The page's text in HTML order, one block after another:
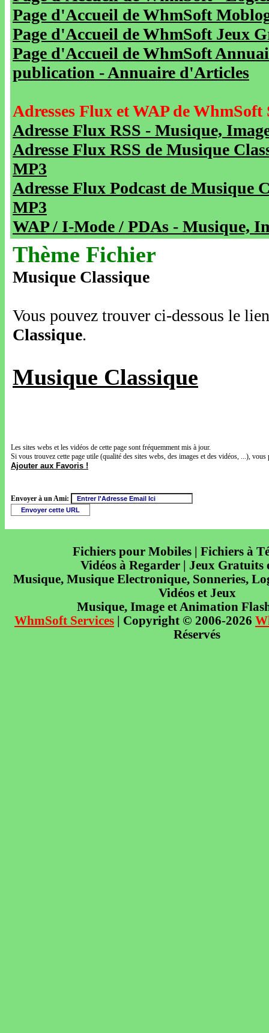
Page d'Accueil de WhmSoft
Page d'Accueil de WhmSoft Jeux
Page d'Accueil de WhmSoft
publication - Annuaire d'Articles
Adresses Flux et WAP de WhmSoft
Adresse Flux RSS - Musique,
Adresse Flux RSS de Musique
MP3
Adresse Flux Podcast de Musique
MP3
WAP / I-Mode / PDAs - Musique,
Thème Fichier
Musique Classique
Vous pouvez trouver ci-dessous le
Classique.
Musique Classique
Les sites webs et les vidéos de cette page sont fréquemment mis à jour.
Si vous trouvez cette page utile (qualité des sites webs, des images et des vidéos, ...),
Ajouter aux Favoris !
Envoyer à un Ami:
Fichiers pour Mobiles | Fichiers à
Vidéos à Regarder | Jeux Gratuits
Musique, Musique Electronique, Sonneries,
Vidéos et Jeux
Musique, Image et Animation
WhmSoft Services | Copyright © 2006-2026
Réservés